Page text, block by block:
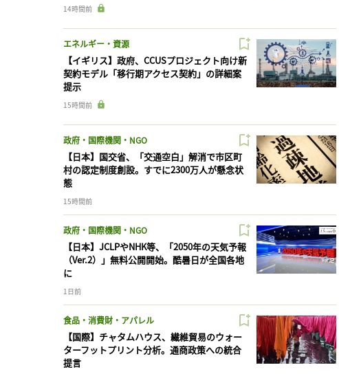
14時間前
エネルギー・資源
【イギリス】政府、CCUSプロジェクト向け新
契約モデル「移行期アクセス契約」の詳細案
提示
15時間前
政府・国際機関・NGO
【日本】国交省、「交通空白」解消で市区町
村の認定制度創設。すでに2300万人が懸念状
態
15時間前
政府・国際機関・NGO
【日本】JCLPやNHK等、「2050年の天気予報
（Ver.2）」無料公開開始。酷暑日が全国各地
に
1日前
食品・消費財・アパレル
【国際】チャタムハウス、繊維貿易のウォー
ターフットプリント分析。通商政策への統合
提言